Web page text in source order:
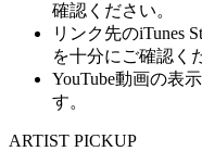
確認ください。
リンク先のiTunes
を十分にご確認く
YouTube動画の表
す。
ARTIST PICKUP